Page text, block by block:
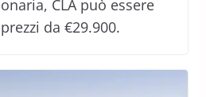
CLA può essere
da €29.900.